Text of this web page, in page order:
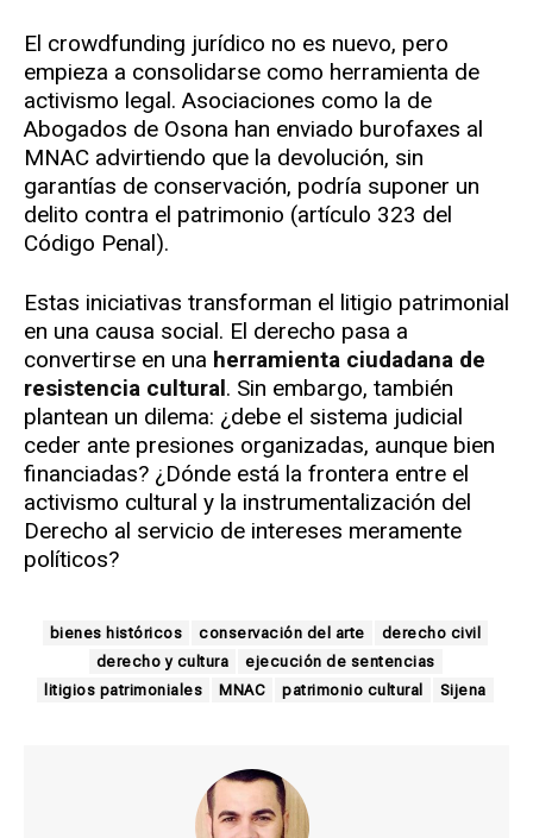
El crowdfunding jurídico no es nuevo, pero
empieza a consolidarse como herramienta de
activismo legal. Asociaciones como la de
Abogados de Osona han enviado burofaxes al
MNAC advirtiendo que la devolución, sin
garantías de conservación, podría suponer un
delito contra el patrimonio (artículo 323 del
Código Penal).
Estas iniciativas transforman el litigio patrimonial
en una causa social. El derecho pasa a
convertirse en una herramienta ciudadana de
resistencia cultural. Sin embargo, también
plantean un dilema: ¿debe el sistema judicial
ceder ante presiones organizadas, aunque bien
financiadas? ¿Dónde está la frontera entre el
activismo cultural y la instrumentalización del
Derecho al servicio de intereses meramente
políticos?
bienes históricos conservación del arte
derecho civil
derecho y cultura
ejecución de sentencias
litigios patrimoniales
MNAC patrimonio cultural Sijena